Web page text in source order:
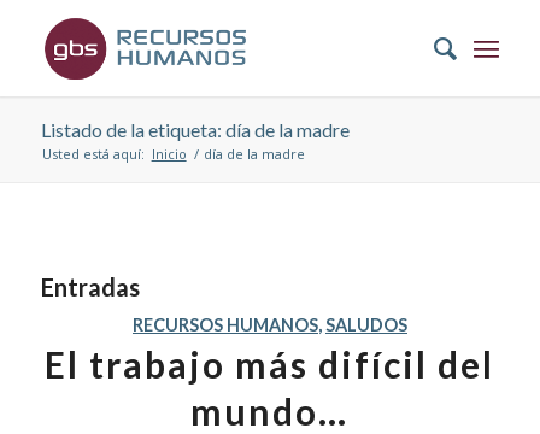
Listado de la etiqueta: día de la madre
Usted está aquí: Inicio / día de la madre
Entradas
RECURSOS HUMANOS,SALUDOS
El trabajo más difícil del
mundo…